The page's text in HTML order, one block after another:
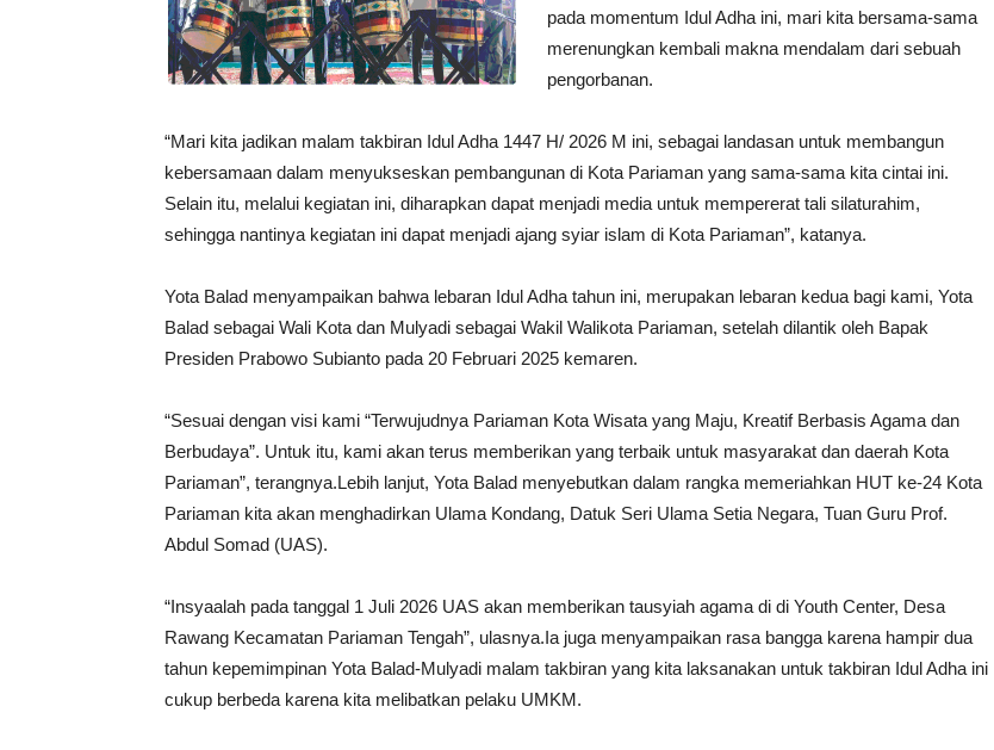
pada momentum Idul Adha ini, mari kita bersama-sama
merenungkan kembali makna mendalam dari sebuah
pengorbanan.
“Mari kita jadikan malam takbiran Idul Adha 1447 H/ 2026 M ini, sebagai landasan untuk membangun
kebersamaan dalam menyukseskan pembangunan di Kota Pariaman yang sama-sama kita cintai ini.
Selain itu, melalui kegiatan ini, diharapkan dapat menjadi media untuk mempererat tali silaturahim,
sehingga nantinya kegiatan ini dapat menjadi ajang syiar islam di Kota Pariaman”, katanya.
Yota Balad menyampaikan bahwa lebaran Idul Adha tahun ini, merupakan lebaran kedua bagi kami, Yota
Balad sebagai Wali Kota dan Mulyadi sebagai Wakil Walikota Pariaman, setelah dilantik oleh Bapak
Presiden Prabowo Subianto pada 20 Februari 2025 kemaren.
“Sesuai dengan visi kami “Terwujudnya Pariaman Kota Wisata yang Maju, Kreatif Berbasis Agama dan
Berbudaya”. Untuk itu, kami akan terus memberikan yang terbaik untuk masyarakat dan daerah Kota
Pariaman”, terangnya.Lebih lanjut, Yota Balad menyebutkan dalam rangka memeriahkan HUT ke-24 Kota
Pariaman kita akan menghadirkan Ulama Kondang, Datuk Seri Ulama Setia Negara, Tuan Guru Prof.
Abdul Somad (UAS).
“Insyaalah pada tanggal 1 Juli 2026 UAS akan memberikan tausyiah agama di di Youth Center, Desa
Rawang Kecamatan Pariaman Tengah”, ulasnya.Ia juga menyampaikan rasa bangga karena hampir dua
tahun kepemimpinan Yota Balad-Mulyadi malam takbiran yang kita laksanakan untuk takbiran Idul Adha ini
cukup berbeda karena kita melibatkan pelaku UMKM.